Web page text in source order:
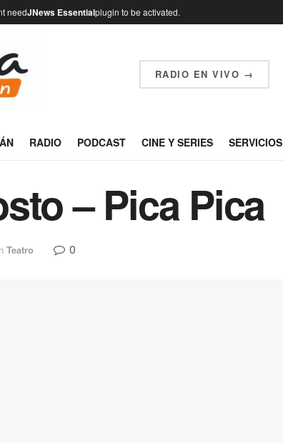
needJNews Essentialplugin to be activated.
RADIO EN VIVO →
RADIO PODCAST CINE Y SERIES SERVICIOS
– Pica Pica
Teatro 0